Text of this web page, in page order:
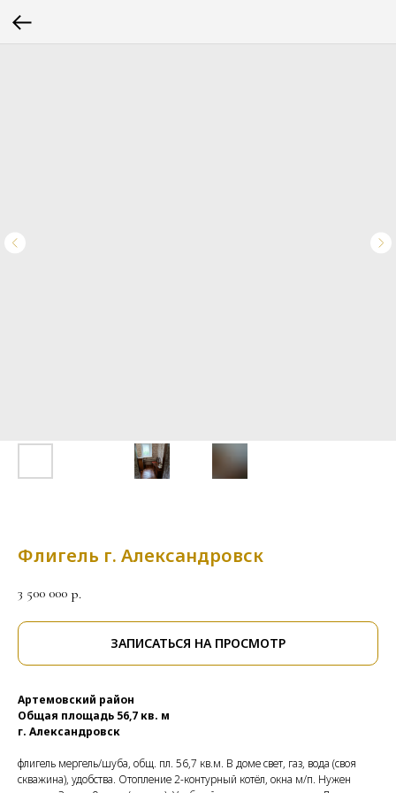
Флигель г. Александровск
3 500 000 р.
ЗАПИСАТЬСЯ НА ПРОСМОТР
Артемовский район
Общая площадь 56,7 кв. м
г. Александровск
флигель мергель/шуба, общ. пл. 56,7 кв.м. В доме свет, газ, вода (своя
скважина), удобства. Отопление 2-контурный котёл, окна м/п. Нужен